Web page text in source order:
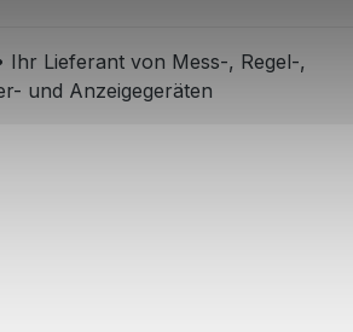
Ihr Lieferant von Mess-, Regel-,
und Anzeigegeräten